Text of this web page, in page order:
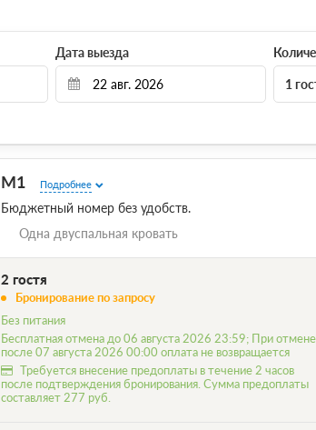
Дата выезда
1
М1 Подробнее
Бюджетный номер без удобств.
Одна двуспальная кровать
2 гостя
Бронирование по запросу
Без питания
Бесплатная отмена до 06 августа 2026 23:59; При отмене
после 07 августа 2026 00:00 оплата не возвращается
Требуется внесение предоплаты в течение 2 часов
после подтверждения бронирования. Сумма предоплаты
составляет 277 руб.